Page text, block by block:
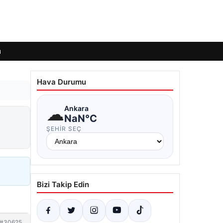
Hava Durumu
☁Ankara
NaN°C
ŞEHIR SEÇ
Bizi Takip Edin